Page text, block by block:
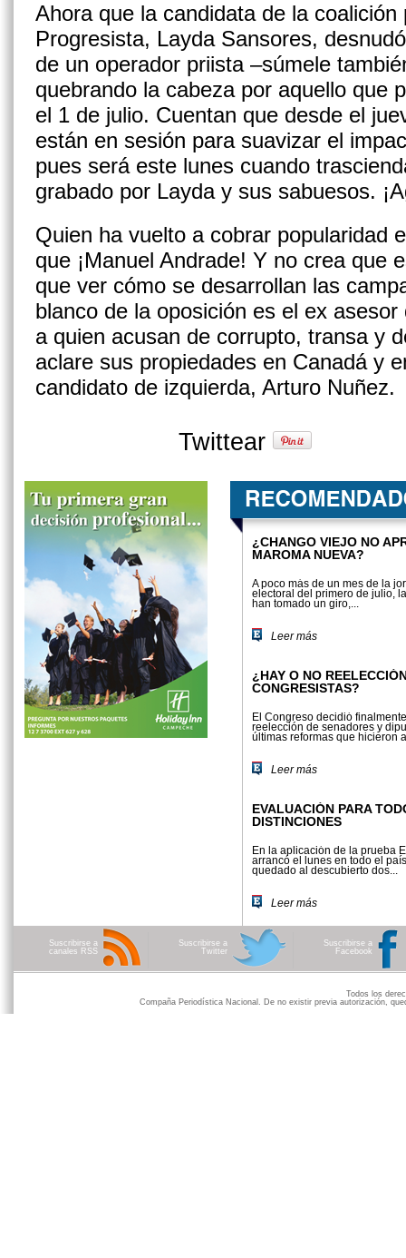
Ahora que la candidata de la coalición
Progresista, Layda Sansores,
de un operador priista –súmele
quebrando la cabeza por aquello que
el 1 de julio. Cuentan que desde el
están en sesión para suavizar el
pues será este lunes cuando
grabado por Layda y sus sabuesos.
Quien ha vuelto a cobrar popularidad
que ¡Manuel Andrade! Y no crea que
que ver cómo se desa­rrollan las
blanco de la oposición es el ex
a quien acusan de corrupto, transa y
aclare sus propiedades en Canadá y
candidato de izquierda, Arturo Nuñez.
Twittear
¿CHANGO VIEJO NO
MAROMA NUEVA?
A poco más de un mes de la
electoral del primero de julio,
han tomado un giro,...
Leer más
¿HAY O NO
CONGRESISTAS?
El Congreso decidió
reelec­ción de senadores y
últimas reformas que hicieron
Leer más
EVALUACIÓN PARA
DISTINCIONES
En la aplicación de la prueba
arrancó el lunes en todo el
quedado al descubierto dos...
Leer más
Suscribirse a
canales RSS
Suscribirse a
Twitter
Suscribirse a
Facebook
Todos los
Compaña Periodística Nacional. De no existir previa autorización,